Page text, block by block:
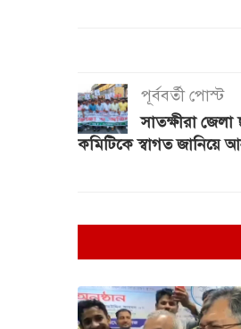
পূর্ববর্তী পোস্ট
সাতক্ষীরা
কমিটিকে স্বাগত জানিয়ে